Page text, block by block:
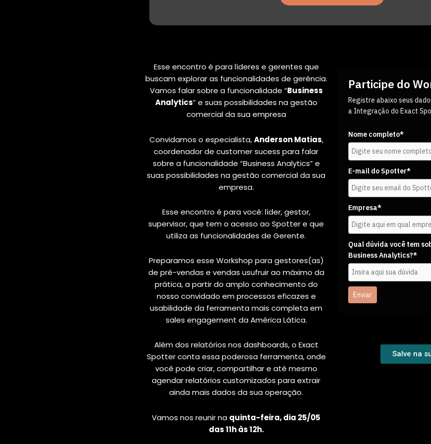
Esse encontro é para líderes e gerentes que
buscam explorar as funcionalidades de gerência.
Vamos falar sobre a funcionalidade “Business
Analytics” e suas possibilidades na gestão
comercial da sua empresa
Convidamos o especialista,Anderson Matias,
coordenador de customer sucess para falar
sobre a funcionalidade “Business Analytics” e
suas possibilidades na gestão comercial da sua
empresa.
Esse encontro é para você: líder, gestor,
supervisor, que tem o acesso ao Spotter e que
utiliza as funcionalidades de Gerente.
Preparamos esse Workshop para gestores(as)
de pré-vendas e vendas usufruir ao máximo da
prática, a partir do amplo conhecimento do
nosso convidado em processos eficazes e
usabilidade da ferramenta mais completa em
sales engagement da América Lática.
Além dos relatórios nos dashboards, o Exact
Spotter conta essa poderosa ferramenta, onde
você pode criar, compartilhar e até mesmo
agendar relatórios customizados para extrair
ainda mais dados da sua operação.
Vamos nos reunir na quinta-feira, dia 25/05
das 11h às 12h.
Participe do
Registre abaixo seus
a Integração do Exact
Nome completo*
E-mail do Spotter*
Empresa*
Qual dúvida você tem
Business Analytics?*
Enviar
Salve na